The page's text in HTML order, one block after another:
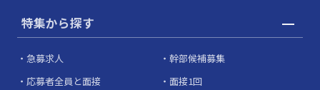
特集から探す
急募求人
幹部候補募集
応募者全員と面接
面接1回